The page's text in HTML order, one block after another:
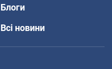
Блоги
Всі новини